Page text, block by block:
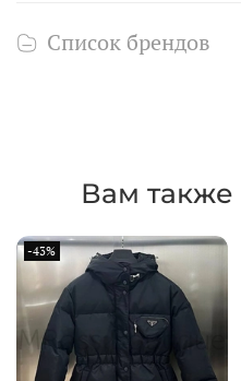
Список брендов
Вам также
-43%